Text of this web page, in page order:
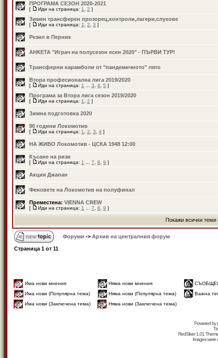
ПРОГРАМА СЕЗОН 2020-2021
[ Иди на страница: 1 2 ]
Зимен трансферен прозорец,контроли,лагери,слухове
[ Иди на страница: 1 2 3 ]
Резил в Перник
АНКЕТА "Играч на полусезон есен 2020" - ПЪРВИ ТУР!
Трансферни карамболи от "пандемичното" лято
Втора професионална лига 2019/2020
[ Иди на страница: 1 3 4 5 ]
Програма за Втора лига сезон 2019/2020
[ Иди на страница: 1 2 ]
Зимна подготовка 2020
90 години Локомотив
[ Иди на страница: 1 2 3 4 ]
НА ЖИВО Локомотив - ЦСКА 1948 12:00
Късане на ризи
[ Иди на страница: 1 7 8 9 ]
Акция Джапан
Феновете на Локомотив на полуфинал
Преместена: VIENNA CREW
[ Иди на страница: 1 7 8 9 ]
Покажи всички теми
Форуми -> Архив на централния форум
Страница 1 от 11
Има нови мнения Няма нови мнения
Има нови (Популярна тема)
Няма нови (Популярна тема)
Важна
Има нови (Заключена тема)
Няма нови (Заключена тема)
Powered by
RedSilver 1.01
Images were